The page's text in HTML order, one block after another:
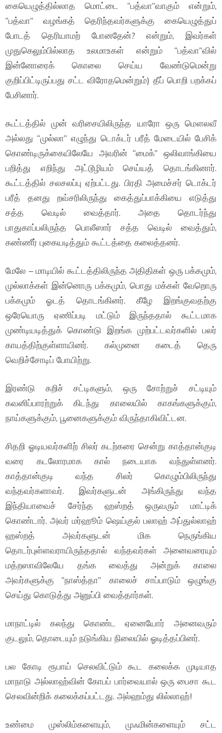
கையெழுத்தில்லாத மொட்டை “பத்வா”வாகும் என்றும்,
“பத்வா” வழங்கத் தெரிந்தவர்களுக்கு கையெழுத்துப்
போடத் தெரியாமற் போனதேன்? என்றும், இவர்கள்
முதுகெலும்பில்லாத உலமாஉகள் என்றும் “பத்வா”வில்
இன்னோரைக் கொலை செய்ய வேண்டுமென்று
குறிப்பிட்டிருப்பது சட்ட விரோதமென்றும்) தீப் பொறி பறக்கப்
பேசினார்.
கூட்டத்தில் முன் வரிசையிலிருந்த யாரோ ஒரு மௌலவீ
அல்லது “முல்லா” எழுந்து டொக்டர் பரீத் மேடையில் பேசிக்
கொண்டிருக்கையிலேயே அவரின் “மைக்” ஒலிவாங்கியை
பறித்து எறிந்து அட்டூழியம் செய்யத் தொடங்கினார்.
கூட்டத்தில் சலசலப்பு ஏற்பட்டது. பிரதி அமைச்சர் டொக்டர்
பரீத் தனது றவ்சரிலிருந்து கைத்துப்பாக்கியை எடுத்து
சத்த வெடில் வைத்தார். அதை தொடர்ந்து
பாதுகாப்பலிருந்த பொலீஸார் சத்த வெடில் வைத்தும்,
கண்ணீர் புகையடித்தும் கூட்டத்தை கலைத்தனர்.
மேலே – மாடியில் கூட்டத்திலிருந்த அதிதிகள் ஒரு பக்கமும்,
முல்லாக்கள் இன்னொரு பக்கமும், பொது மக்கள் வேறொரு
பக்கமும் ஓடத் தொடங்கினர். கீழே இறங்குவதற்கு
ஒரேயொரு ஏணிப்படி மட்டும் இருந்ததால் கூட்டமாக
முண்டியடித்துக் கொண்டு இறங்க முற்பட்டவர்களில் பலர்
காயத்திற்குள்ளாயினர். கல்முனை கடைத் தெரு
வெறிச்சோடிப் போயிற்று.
இரண்டு கறிச் சட்டிகளும், ஒரு சோற்றுச் சட்டியும்
கவனிப்பாரற்றுக் கிடந்து காலையில் காகங்களுக்கும்,
நாய்களுக்கும், பூனைகளுக்கும் விருந்தாகிவிட்டன.
சிதறி ஓடியவர்களிற் சிலர் கடற்கரை சென்று காத்தான்குடி
வரை கடலோரமாக கால் நடையாக வந்துள்ளனர்.
காத்தான்குடி வந்த சிலர் கொழும்பிலிருந்து
வந்தவர்களாவர். இவர்களுடன் அங்கிருந்து வந்த
இந்தியாவைச் சேர்ந்த ஹஸ்றத் ஒருவரும் மாட்டிக்
கொண்டார். அவர் மர்ஹூம் ஷெய்குல் பலாஹ் அப்துல்லாஹ்
ஹஸ்றத் அவர்களுடன் மிக நெருங்கிய
தொடர்புள்ளவராயிருந்ததால் வந்தவர்கள் அனைவரையும்
மத்றஸாவிலேயே தங்க வைத்து அன்றுக் காலை
அவர்களுக்கு “நாஸ்த்தா” காலைச் சாப்பாடும் ஒழுங்கு
செய்து கொடுத்து அனுப்பி வைத்தார்கள்.
மாநாட்டில் கலந்து கொண்ட ஏனையோர் அனைவரும்
குடலும், தொடையும் நடுங்கிய நிலையில் ஓடித்தப்பினர்.
பல கோடி ரூபாய் செலவிட்டும் கூட கலைக்க முடியாத
மாநாடு அல்லாஹ்வின் கோபப் பார்வையால் ஒரு பைசா கூட
செலவின்றிக் கலைக்கப்பட்டது. அல்ஹம்து லில்லாஹ்!
உண்மை முஸ்லிம்களையும், முஃமின்களையும் சட்ட